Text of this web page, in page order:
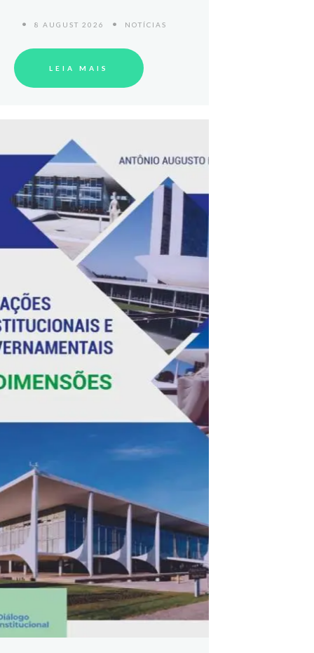
8 AUGUST 2026 NOTÍCIAS
LEIA MAIS